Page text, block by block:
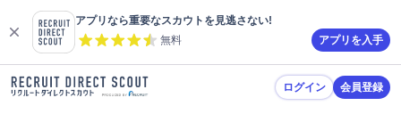
アプリなら重要なスカウトを見逃さない!
無料
アプリを入手
ログイン 会員登録